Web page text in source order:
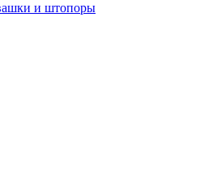
и штопоры